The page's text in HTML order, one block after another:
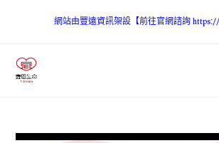
網站由豐遠資訊架設【前往官網諮詢 https://